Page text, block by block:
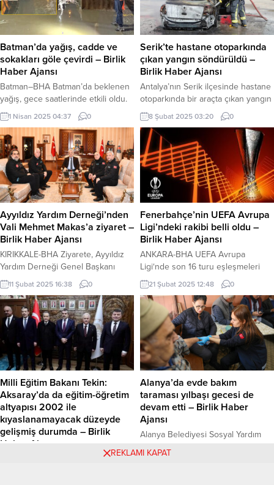
Batman’da yağış, cadde ve
sokakları göle çevirdi – Birlik
Haber Ajansı
Batman–BHA Batman’da beklenen
yağış, gece saatlerinde etkili oldu.
Aşırı yağış sonrası kentin işlek
güzergahları ile kenar semtlerde
bazı cadde ve sokaklar göle döndü.
Aşırı yağışlar sonrası Vali Ekrem
Canalp, İl Emniyet Müdürü İbrahim
Kaba ve Belediye Başkan
Yardımcılarıyla birlikte, kentte
meydana gelen aşırı yağışlardan
etkilenen bölgelerde
incelemelerde bulundu. Ekiplerle
birlikte sahada yapılan...
1 Nisan 2025 04:37 0
Serik’te hastane otoparkında
çıkan yangın söndürüldü –
Birlik Haber Ajansı
Antalya’nın Serik ilçesinde hastane
otoparkında bir araçta çıkan yangın
söndürüldü. Yangında araç
kullanılamaz hale geldi. Serik
Devlet hastanesi açık otoparkında
park halinde bulunan hastane
çalışanı Hasan Ali Kahya’ya ait 07
DP 343 plakalı otomobilde
bilinmeyen bir nedenle yangın çıktı.
Yangın hastanede büyük paniğe
neden oldu. Otoparkta araçları
bulunan kişiler yanan...
8 Şubat 2025 03:20 0
Ayyıldız Yardım Derneği’nden
Vali Mehmet Makas’a ziyaret –
Birlik Haber Ajansı
KIRIKKALE-BHA Ziyarete, Ayyıldız
Yardım Derneği Genel Başkanı
Seyit Ahmet Acar, Başkan
Yardımcısı Barış Doğan, Genel
Sekreter Ercihan Çakmak ve
Muhasip Rüstem Okçu katıldı.
Heyet, Vali Makas’a geçtiğimiz hafta
gerçekleştirilen Suriye ziyareti ve
2025 yılı için planlanan insani
yardım projeleri hakkında bilgi
verdi. Suriye Ziyareti ve 2025
Projeleri Değerlendirildi Ayyıldız
Yardım...
11 Şubat 2025 16:38 0
Fenerbahçe’nin UEFA Avrupa
Ligi’ndeki rakibi belli oldu –
Birlik Haber Ajansı
ANKARA-BHA UEFA Avrupa
Ligi‘nde son 16 turu eşleşmeleri
İsviçre’nin Nyon kentinde yapılan
kura çekimiyle belli oldu.
Fenerbahçe, Rangers ile
karşılaşacak. Sarı-lacivertliler, bu
turu geçmeleri durumunda çeyrek
finalde Roma ile Athletic Bilbao
arasındaki eşleşmenin galibiyle
karşı karşıya gelecek.
Fenerbahçe’nin son 16 turu ilk maçı
6 Mart Perşembe günü İstanbul’da
oynanacak, rövanş...
21 Şubat 2025 12:48 0
Milli Eğitim Bakanı Tekin:
Aksaray’da da eğitim-öğretim
altyapısı 2002 ile
kıyaslanamayacak düzeyde
gelişmiş durumda – Birlik
Haber Ajansı
AKSARAY–BHA Aksaray Eğitim ve
Alanya’da evde bakım
taraması yılbaşı gecesi de
devam etti – Birlik Haber
Ajansı
Alanya Belediyesi Sosyal Yardım
evde sağlık hizmetlerine aralıksız
31 Aralık 2024 18:08
REKLAMI KAPAT